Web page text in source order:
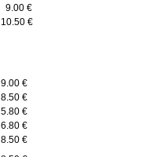
9.00 €
10.50 €
9.00 €
8.50 €
5.80 €
6.80 €
8.50 €